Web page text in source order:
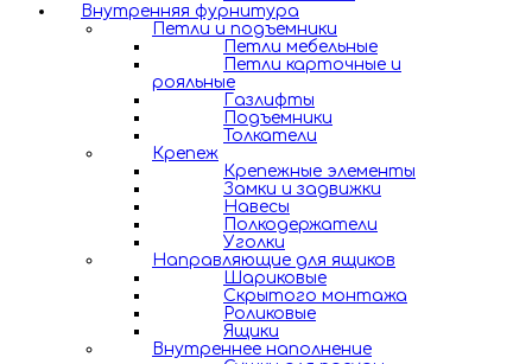
Внутренняя фурнитура
Петли и подъемники
Петли мебельные
Петли карточные и
рояльные
Газлифты
Подъемники
Толкатели
Крепеж
Крепежные элементы
Замки и задвижки
Навесы
Полкодержатели
Уголки
Направляющие для ящиков
Шариковые
Скрытого монтажа
Роликовые
Ящики
Внутреннее наполнение